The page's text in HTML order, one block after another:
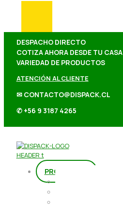
DESPACHO DIRECTO
COTIZA AHORA DESDE TU CASA
VARIEDAD DE PRODUCTOS
ATENCIÓN AL CLIENTE
✉ CONTACTO@DISPACK.CL
✆ +56 9 3187 4265
PRODUCTOS